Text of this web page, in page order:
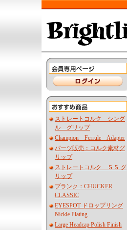
ストレートコルク シング
ル グリップ
Champion Ferrule Adapter
パーツ販売：コルク素材グ
リップ
ストレートコルク ＳＳ グ
リップ
ブランク：CHUCKER
CLASSIC
EYESPOT ドロップリング
Nickle Plating
Large Headcap Polish Finish